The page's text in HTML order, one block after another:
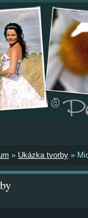
» Ukázka tvorby »